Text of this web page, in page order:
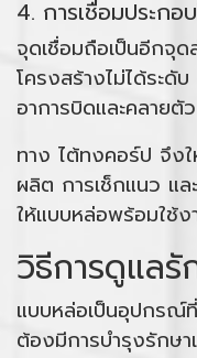
4. การเชื่อมประกอ
จุดเชื่อมถือเป็นอีกจุ
โครงสร้างไม่ได้ระดั
อาการบิดและคลายตัว
ทาง ไต้ทงคอร์ป จึง
ผลิต การเช็กแนว แ
ให้แบบหล่อพร้อมใช้ง
วิธีการดูแลรั
แบบหล่อเป็นอุปกรณ์
ต้องมีการบำรุงรักษา